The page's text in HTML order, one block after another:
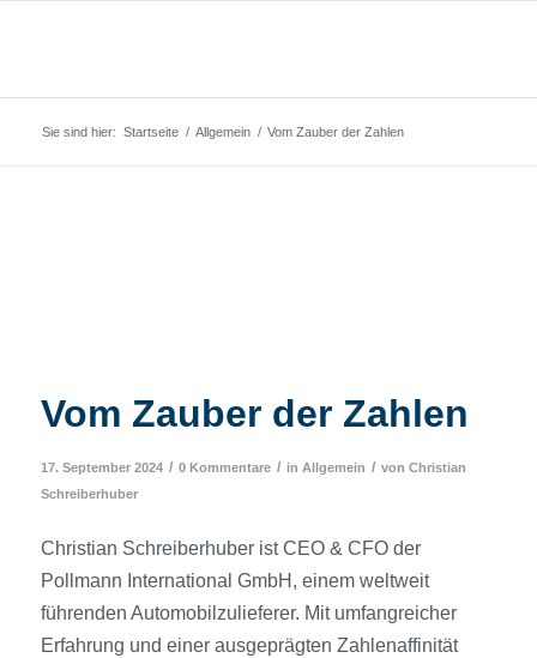
Sie sind hier: Startseite / Allgemein / Vom Zauber der Zahlen
Vom Zauber der Zahlen
17. September 2024 / 0 Kommentare / in Allgemein / von Christian
Schreiberhuber
Christian Schreiberhuber ist CEO & CFO der
Pollmann International GmbH, einem weltweit
führenden Automobilzulieferer. Mit umfangreicher
Erfahrung und einer ausgeprägten Zahlenaffinität